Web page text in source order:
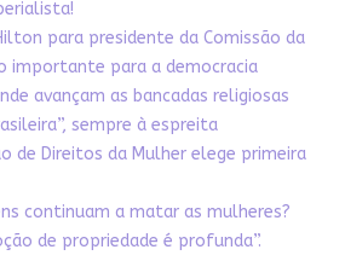
para presidente da Comissão da
importante para a democracia
avançam as bancadas religiosas
sempre à espreita
de Direitos da Mulher elege primeira
continuam a matar as mulheres?
de propriedade é profunda”.